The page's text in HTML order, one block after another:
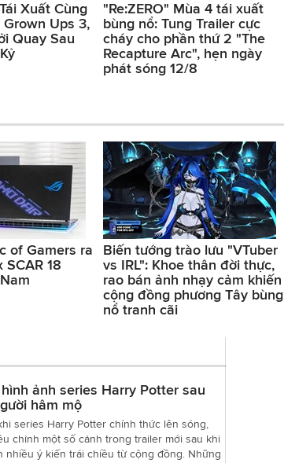
Xuất Cùng
Grown Ups 3,
Quay Sau
"Re:ZERO" Mùa 4 tái xuất
bùng nổ: Tung Trailer cực
cháy cho phần thứ 2 "The
Recapture Arc", hẹn ngày
phát sóng 12/8
of Gamers ra
SCAR 18
Biến tướng trào lưu "VTuber
vs IRL": Khoe thân đời thực,
rao bán ảnh nhạy cảm khiến
cộng đồng phương Tây bùng
nổ tranh cãi
ảnh series Harry Potter sau
hâm mộ
series Harry Potter chính thức lên sóng,
chỉnh một số cảnh trong trailer mới sau khi
nhiều ý kiến trái chiều từ cộng đồng. Những